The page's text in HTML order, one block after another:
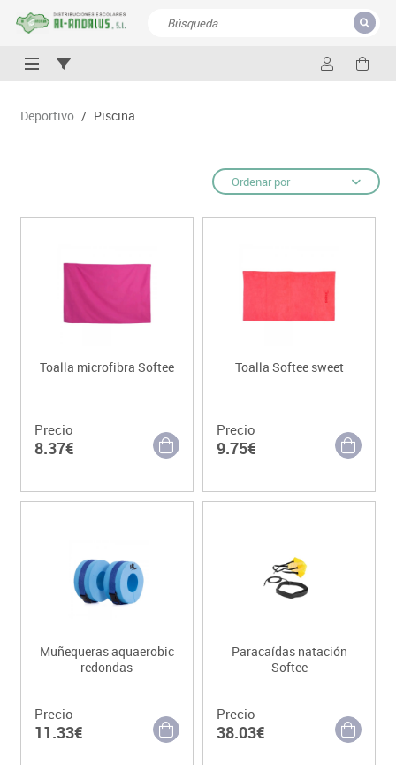
CERRAR
Deportivo / Piscina
Ordenar por
Toalla microfibra Softee
Precio
8.37€
Toalla Softee sweet
Precio
9.75€
Muñequeras aquaerobic
redondas
Precio
11.33€
Paracaídas natación
Softee
Precio
38.03€